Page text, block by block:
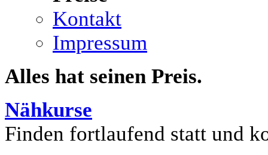
Kontakt
Impressum
Alles hat seinen Preis.
Nähkurse
Finden fortlaufend statt und